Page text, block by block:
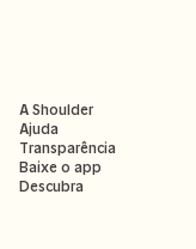
A Shoulder
Ajuda
Transparência
Baixe o app
Descubra